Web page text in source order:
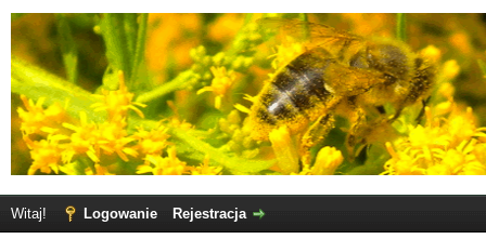
Witaj! Logowanie Rejestracja